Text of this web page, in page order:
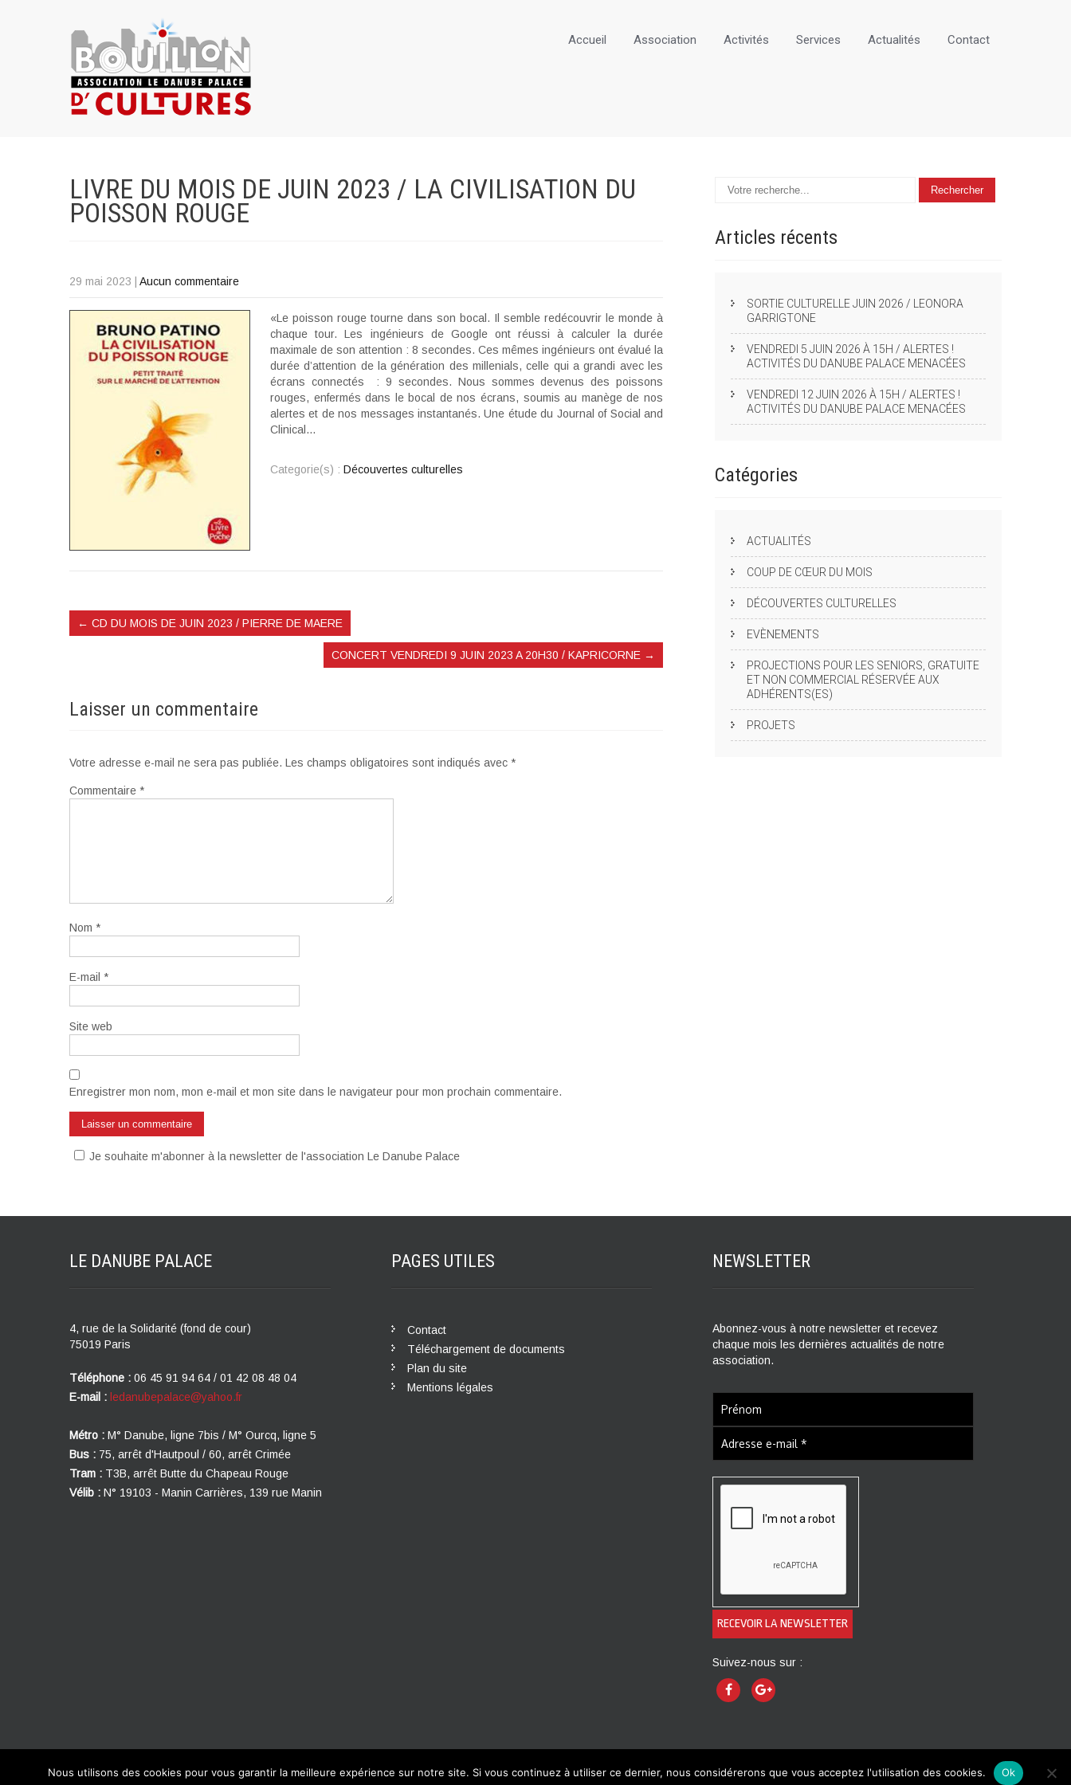
Accueil Association Activités Services Actualités Contact
LIVRE DU MOIS DE JUIN 2023 / LA CIVILISATION DU
POISSON ROUGE
29 mai 2023 Aucun commentaire
«Le poisson rouge tourne dans son bocal. Il semble redécouvrir le monde à
chaque tour. Les ingénieurs de Google ont réussi à calculer la durée
maximale de son attention : 8 secondes. Ces mêmes ingénieurs ont évalué la
durée d’attention de la génération des millenials, celle qui a grandi avec les
écrans connectés : 9 secondes. Nous sommes devenus des poissons
rouges, enfermés dans le bocal de nos écrans, soumis au manège de nos
alertes et de nos messages instantanés. Une étude du Journal of Social and
Clinical…
Categorie(s) : Découvertes culturelles
← CD DU MOIS DE JUIN 2023 / PIERRE DE MAERE
CONCERT VENDREDI 9 JUIN 2023 A 20H30 / KAPRICORNE →
Laisser un commentaire
Votre adresse e-mail ne sera pas publiée. Les champs obligatoires sont indiqués avec *
Commentaire *
Nom *
E-mail *
Site web
Enregistrer mon nom, mon e-mail et mon site dans le navigateur pour mon prochain commentaire.
Je souhaite m'abonner à la newsletter de l'association Le Danube Palace
Articles récents
SORTIE CULTURELLE JUIN 2026 / LEONORA
GARRIGTONE
VENDREDI 5 JUIN 2026 À 15H / ALERTES !
ACTIVITÉS DU DANUBE PALACE MENACÉES
VENDREDI 12 JUIN 2026 À 15H / ALERTES !
ACTIVITÉS DU DANUBE PALACE MENACÉES
Catégories
ACTUALITÉS
COUP DE CŒUR DU MOIS
DÉCOUVERTES CULTURELLES
EVÈNEMENTS
PROJECTIONS POUR LES SENIORS, GRATUITE
ET NON COMMERCIAL RÉSERVÉE AUX
ADHÉRENTS(ES)
PROJETS
LE DANUBE PALACE
4, rue de la Solidarité (fond de cour)
75019 Paris
Téléphone : 06 45 91 94 64 / 01 42 08 48 04
E-mail : ledanubepalace@yahoo.fr
Métro : M° Danube, ligne 7bis / M° Ourcq, ligne 5
Bus : 75, arrêt d'Hautpoul / 60, arrêt Crimée
Tram : T3B, arrêt Butte du Chapeau Rouge
Vélib : N° 19103 - Manin Carrières, 139 rue Manin
PAGES UTILES
Contact
Téléchargement de documents
Plan du site
Mentions légales
NEWSLETTER
Abonnez-vous à notre newsletter et recevez
chaque mois les dernières actualités de notre
association.
Suivez-nous sur :
© 2016 Le Danube Palace. Tous droits réservés.
Nous utilisons des cookies pour vous garantir la meilleure expérience sur notre site. Si vous continuez à utiliser ce dernier, nous considérerons que vous acceptez l'utilisation des cookies. Ok